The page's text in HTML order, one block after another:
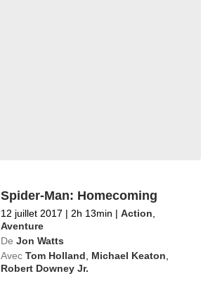
Spider-Man: Homecoming
12 juillet 2017 | 2h 13min | Action
Aventure
De Jon Watts
Avec Tom Holland Michael Keaton
Robert Downey Jr.